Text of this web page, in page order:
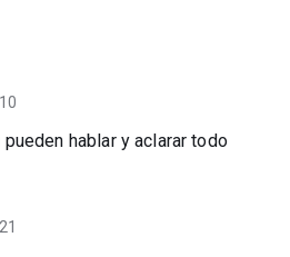
hablar y aclarar todo